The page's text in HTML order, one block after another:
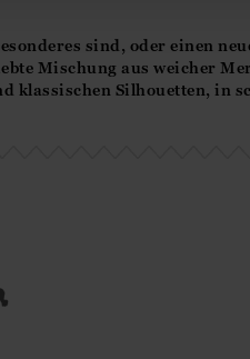
sind, oder einen
Mischung aus weicher
klassischen Silhouetten, in